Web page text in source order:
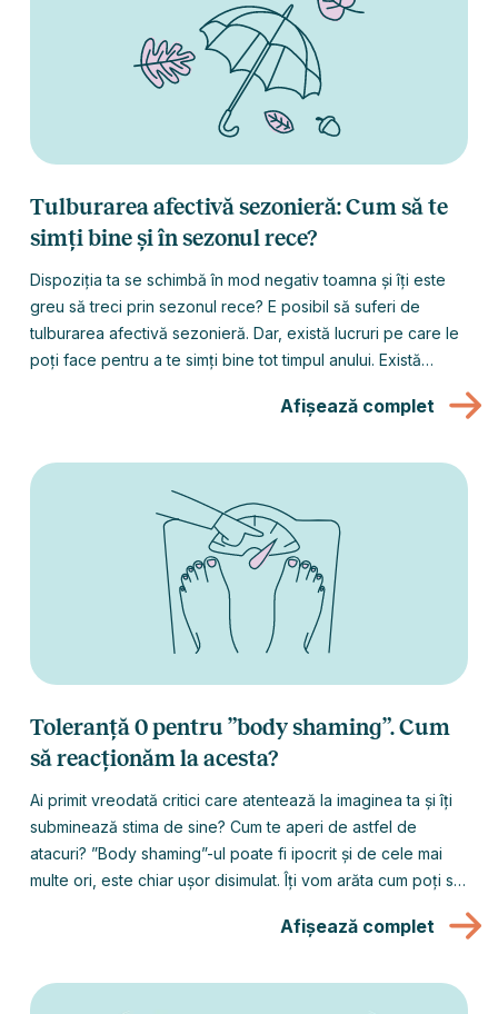
Tulburarea afectivă sezonieră: Cum să te
simți bine și în sezonul rece?
Dispoziția ta se schimbă în mod negativ toamna și îți este
greu să treci prin sezonul rece? E posibil să suferi de
tulburarea afectivă sezonieră. Dar, există lucruri pe care le
poți face pentru a te simți bine tot timpul anului. Există
sezoniere, care aduc o ameliorare rapidă.Afișează complet
Toleranță 0 pentru ”body shaming”. Cum
să reacționăm la acesta?
Ai primit vreodată critici care atentează la imaginea ta și îți
subminează stima de sine? Cum te aperi de astfel de
atacuri? ”Body shaming”-ul poate fi ipocrit și de cele mai
multe ori, este chiar ușor disimulat. Îți vom arăta cum poți să
o imagine corporală pozitivă care te va ajuta să-ți repari
propriul tău corp.
Afișează complet